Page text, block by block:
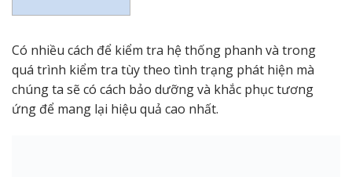
Có nhiều cách để kiểm tra hệ thống phanh và trong
quá trình kiểm tra tùy theo tình trạng phát hiện mà
chúng ta sẽ có cách bảo dưỡng và khắc phục tương
ứng để mang lại hiệu quả cao nhất.